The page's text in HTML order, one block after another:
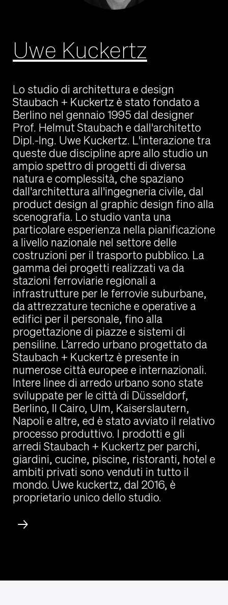
Uwe Kuckertz
Lo studio di architettura e design
Staubach + Kuckertz è stato fondato a
Berlino nel gennaio 1995 dal designer
Prof. Helmut Staubach e dall'architetto
Dipl.-Ing. Uwe Kuckertz. L'interazione tra
queste due discipline apre allo studio un
ampio spettro di progetti di diversa
natura e complessità, che spaziano
dall'architettura all'ingegneria civile, dal
product design al graphic design fino alla
scenografia. Lo studio vanta una
particolare esperienza nella pianificazione
a livello nazionale nel settore delle
costruzioni per il trasporto pubblico. La
gamma dei progetti realizzati va da
stazioni ferroviarie regionali a
infrastrutture per le ferrovie suburbane,
da attrezzature tecniche e operative a
edifici per il personale, fino alla
progettazione di piazze e sistemi di
pensiline. L’arredo urbano progettato da
Staubach + Kuckertz è presente in
numerose città europee e internazionali.
Intere linee di arredo urbano sono state
sviluppate per le città di Düsseldorf,
Berlino, Il Cairo, Ulm, Kaiserslautern,
Napoli e altre, ed è stato avviato il relativo
processo produttivo. I prodotti e gli
arredi Staubach + Kuckertz per parchi,
giardini, cucine, piscine, ristoranti, hotel e
ambiti privati sono venduti in tutto il
mondo. Uwe kuckertz, dal 2016, è
proprietario unico dello studio.